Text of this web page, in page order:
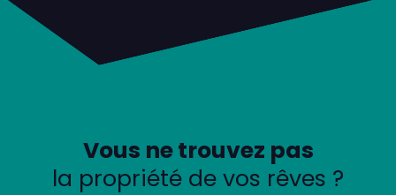
Vous ne trouvez pas
la propriété de vos rêves ?